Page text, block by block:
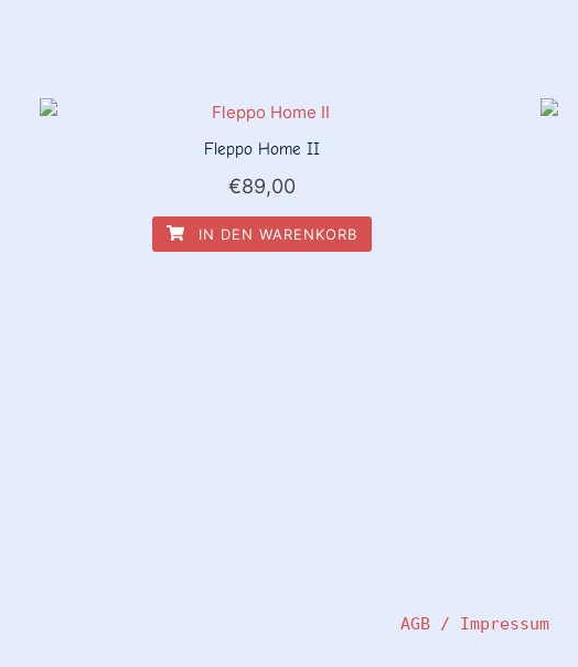
Fleppo Home II
€89,00
IN DEN WARENKORB
AGB / Impressum